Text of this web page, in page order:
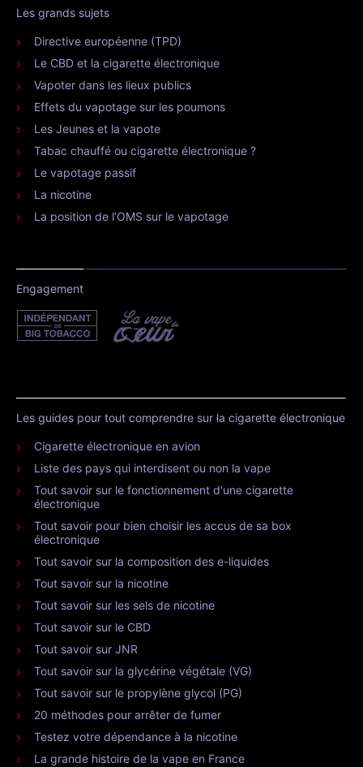
Les grands sujets
Directive européenne (TPD)
Le CBD et la cigarette électronique
Vapoter dans les lieux publics
Effets du vapotage sur les poumons
Les Jeunes et la vapote
Tabac chauffé ou cigarette électronique ?
Le vapotage passif
La nicotine
La position de l’OMS sur le vapotage
Engagement
Les guides pour tout comprendre sur la cigarette électronique
Cigarette électronique en avion
Liste des pays qui interdisent ou non la vape
Tout savoir sur le fonctionnement d'une cigarette
électronique
Tout savoir pour bien choisir les accus de sa box
électronique
Tout savoir sur la composition des e-liquides
Tout savoir sur la nicotine
Tout savoir sur les sels de nicotine
Tout savoir sur le CBD
Tout savoir sur JNR
Tout savoir sur la glycérine végétale (VG)
Tout savoir sur le propylène glycol (PG)
20 méthodes pour arrêter de fumer
Testez votre dépendance à la nicotine
La grande histoire de la vape en France